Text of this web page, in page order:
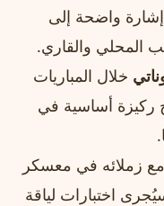
واضحة إلى
المحلي والقاري.
خلال المباريات
ركيزة أساسية في
زملائه في معسكر
اختبارات لياقة